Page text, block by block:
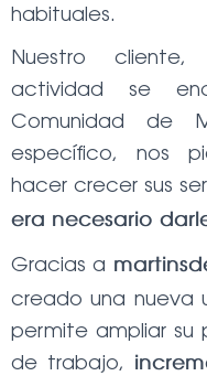
habituales.
Nuestro
actividad se
Comunidad de
específico, nos
hacer crecer sus
era necesario
Gracias a
creado una nueva
permite ampliar su
de trabajo,